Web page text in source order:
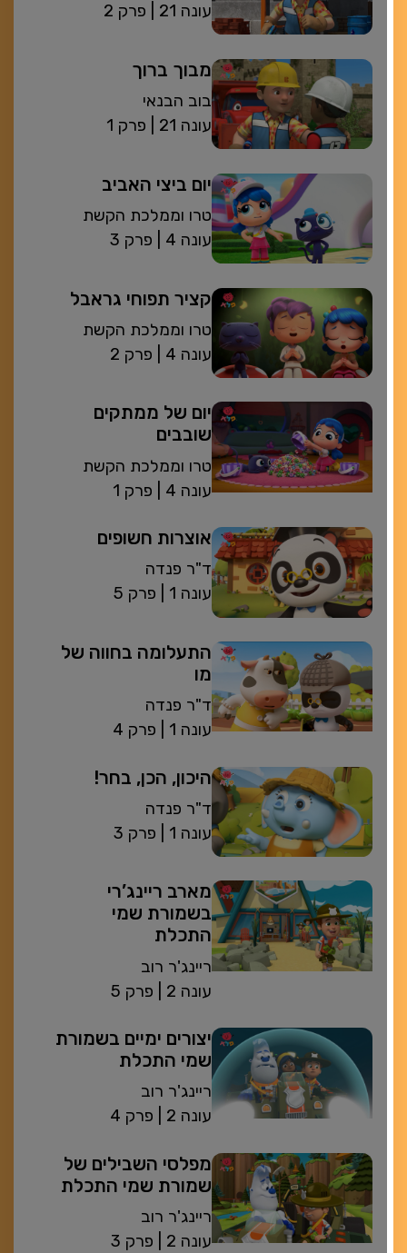
פרק 2
| עונה 21
מבוך ברוך
בוב הבנאי
פרק 1
| עונה 21
יום ביצי האביב
טרו וממלכת הקשת
פרק 3
| עונה 4
קציר תפוחי גראבל
טרו וממלכת הקשת
פרק 2
| עונה 4
יום של ממתקים
שובבים
טרו וממלכת הקשת
פרק 1
| עונה 4
אוצרות חשופים
ד"ר פנדה
פרק 5
| עונה 1
התעלומה בחווה של
ד"ר פנדה
פרק 4
| עונה 1
היכון, הכן, בחר!
ד"ר פנדה
פרק 3
| עונה 1
מארב ריינג’רי
בשמורת שמי
התכלת
ריינג'ר רוב
פרק 5
| עונה 2
יצורים ימיים בשמורת
שמי התכלת
ריינג'ר רוב
פרק 4
| עונה 2
מפלסי השבילים של
שמורת שמי התכלת
ריינג'ר רוב
פרק 3
| עונה 2